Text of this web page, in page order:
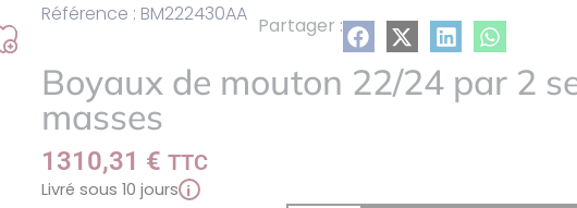
Ajouter
liste
Référence : BM222430AA Partager :
Boyaux de mouton 22/24 par 2
masses
1310,31 € TTC
Livré sous 10 jours i